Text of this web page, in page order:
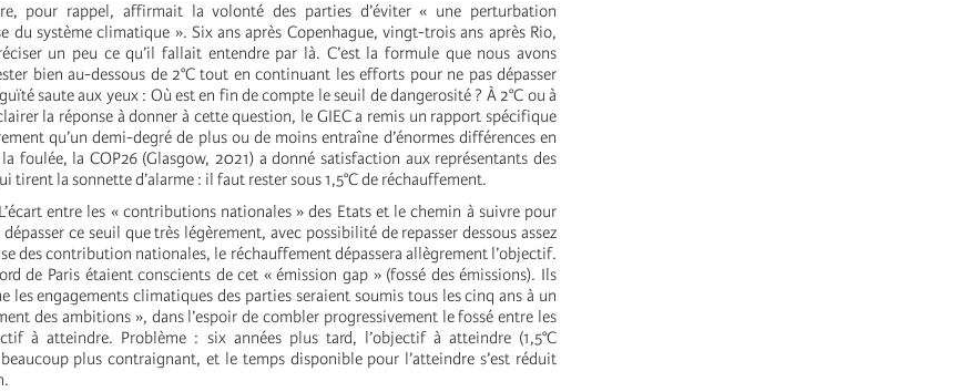
pour rappel, affirmait la volonté des parties d’éviter « une perturbation
du système climatique ». Six ans après Copenhague, vingt-trois ans après Rio,
un peu ce qu’il fallait entendre par là. C’est la formule que nous avons
bien au-dessous de 2°C tout en continuant les efforts pour ne pas dépasser
saute aux yeux : Où est en fin de compte le seuil de dangerosité ? À 2°C ou à
la réponse à donner à cette question, le GIEC a remis un rapport spécifique
qu’un demi-degré de plus ou de moins entraîne d’énormes différences en
foulée, la COP26 (Glasgow, 2021) a donné satisfaction aux représentants des
tirent la sonnette d’alarme : il faut rester sous 1,5°C de réchauffement.
entre les « contributions nationales » des Etats et le chemin à suivre pour
dépasser ce seuil que très légèrement, avec possibilité de repasser dessous assez
des contribution nationales, le réchauffement dépassera allègrement l’objectif.
de Paris étaient conscients de cet « émission gap » (fossé des émissions). Ils
les engagements climatiques des parties seraient soumis tous les cinq ans à un
des ambitions », dans l’espoir de combler progressivement le fossé entre les
à atteindre. Problème : six années plus tard, l’objectif à atteindre (1,5°C
plus contraignant, et le temps disponible pour l’atteindre s’est réduit